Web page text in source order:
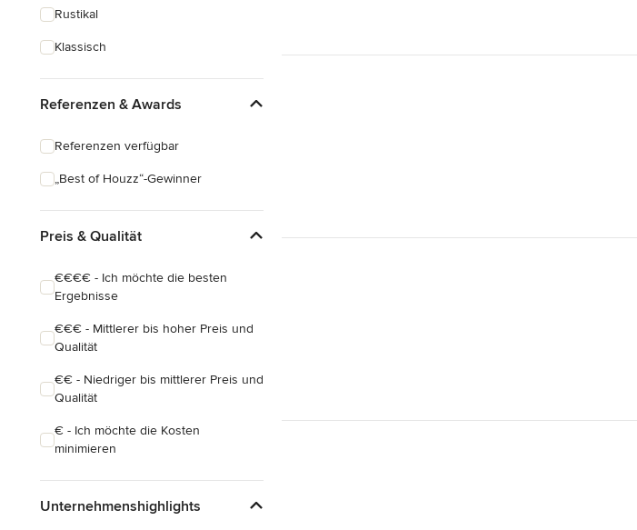
Rustikal
Klassisch
Referenzen & Awards
Referenzen verfügbar
„Best of Houzz“-Gewinner
Preis & Qualität
€€€€ - Ich möchte die besten
Ergebnisse
€€€ - Mittlerer bis hoher Preis und
Qualität
€€ - Niedriger bis mittlerer Preis und
Qualität
€ - Ich möchte die Kosten
minimieren
Unternehmenshighlights